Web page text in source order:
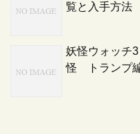
覧と入手方法
妖怪ウォッチ
怪 トランプ